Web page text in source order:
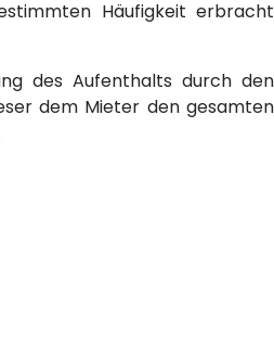
Häufigkeit erbracht
des Aufenthalts durch den
dem Mieter den gesamten